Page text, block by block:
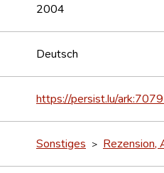
2004
Deutsch
https://persist.lu/
Sonstiges > Rezension,